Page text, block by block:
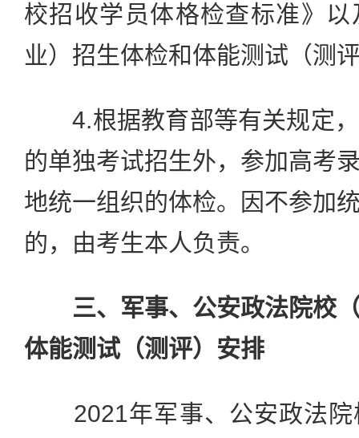
校招收学员体格检查标准》
业）招生体检和体能测试（测
4.根据教育部等有关规定，
的单独考试招生外，参加高考
地统一组织的体检。因不参加
的，由考生本人负责。
三、军事、公安政法院校
体能测试（测评）安排
2021年军事、公安政法院